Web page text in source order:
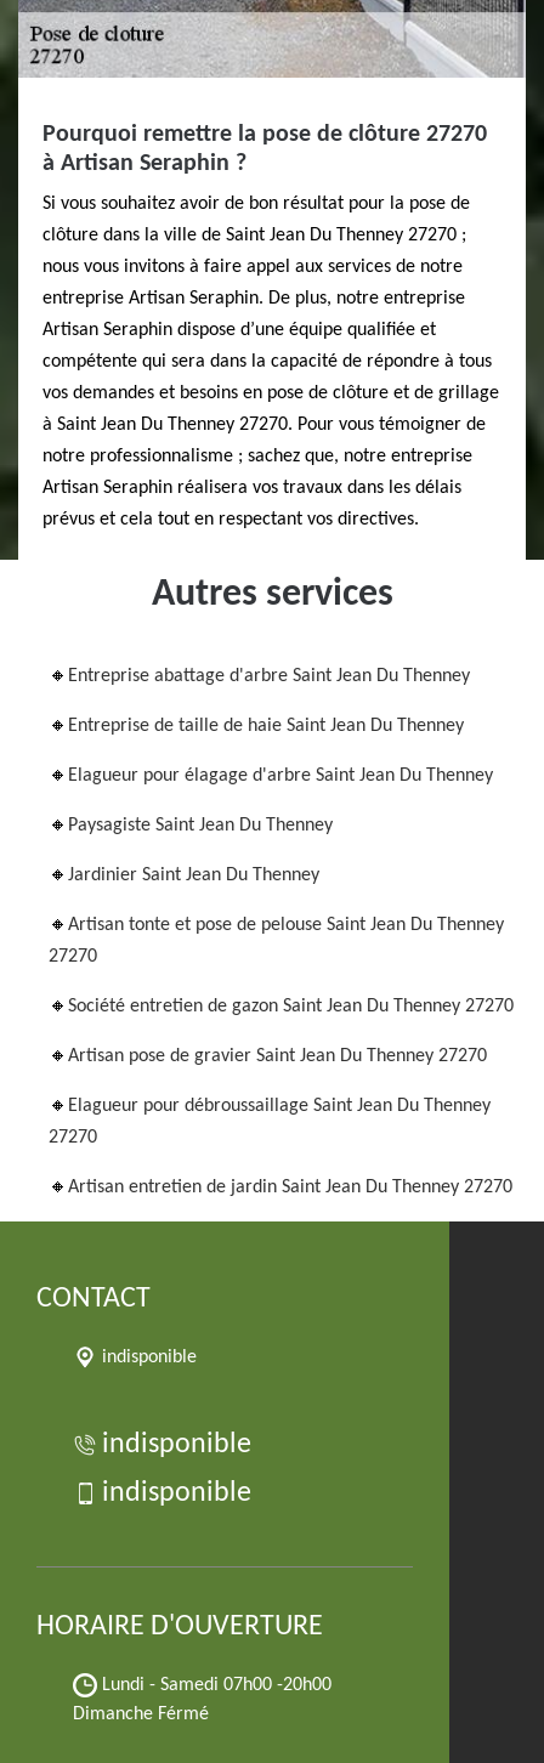
Pourquoi remettre la pose de clôture 27270
à Artisan Seraphin ?
Si vous souhaitez avoir de bon résultat pour la pose de
clôture dans la ville de Saint Jean Du Thenney 27270 ;
nous vous invitons à faire appel aux services de notre
entreprise Artisan Seraphin. De plus, notre entreprise
Artisan Seraphin dispose d’une équipe qualifiée et
compétente qui sera dans la capacité de répondre à tous
vos demandes et besoins en pose de clôture et de grillage
à Saint Jean Du Thenney 27270. Pour vous témoigner de
notre professionnalisme ; sachez que, notre entreprise
Artisan Seraphin réalisera vos travaux dans les délais
prévus et cela tout en respectant vos directives.
Autres services
Entreprise abattage d'arbre Saint Jean Du Thenney
Entreprise de taille de haie Saint Jean Du Thenney
Elagueur pour élagage d'arbre Saint Jean Du Thenney
Paysagiste Saint Jean Du Thenney
Jardinier Saint Jean Du Thenney
Artisan tonte et pose de pelouse Saint Jean Du Thenney
27270
Société entretien de gazon Saint Jean Du Thenney 27270
Artisan pose de gravier Saint Jean Du Thenney 27270
Elagueur pour débroussaillage Saint Jean Du Thenney
27270
Artisan entretien de jardin Saint Jean Du Thenney 27270
CONTACT
indisponible
indisponible
indisponible
HORAIRE D'OUVERTURE
Lundi - Samedi 07h00 -20h00
Dimanche Férmé